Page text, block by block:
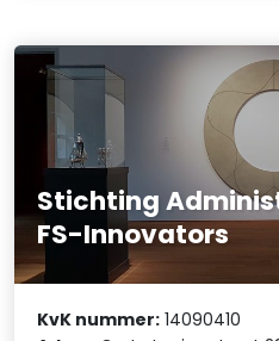
Stichting
FS-Innovators
KvK nummer: 14090410